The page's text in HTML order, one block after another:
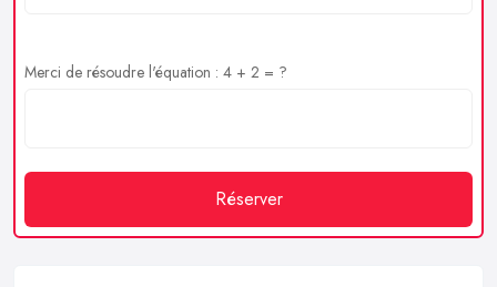
Merci de résoudre l'équation : 4 + 2 = ?
Réserver